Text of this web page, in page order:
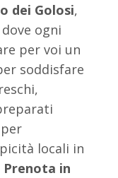
dei Golosi,
ogni
per voi un
soddisfare
locali in
Prenota in